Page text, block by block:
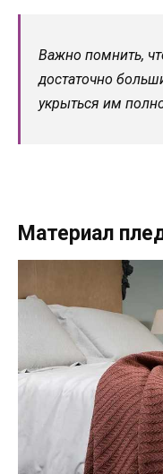
Важно помнить,
достаточно
укрыться им
Материал